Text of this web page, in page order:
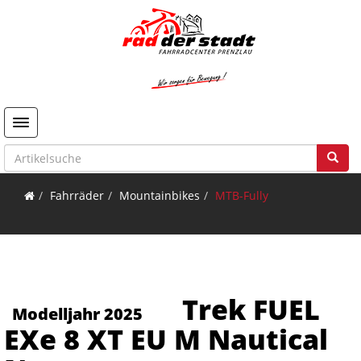
Toggle navigation
Fahrräder Mountainbikes MTB-Fully
Modelljahr 2025
Trek FUEL
EXe 8 XT EU M Nautical